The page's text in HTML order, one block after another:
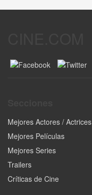
Mejores Actores / Actrices
Mejores Películas
Mejores Series
Trailers
Críticas de Cine